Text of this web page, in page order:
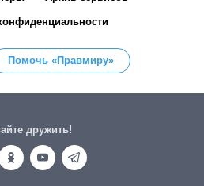
Помочь «Правмиру»
дружить!